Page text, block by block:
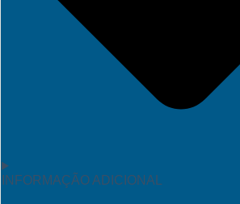
INFORMAÇÃO ADICIONAL